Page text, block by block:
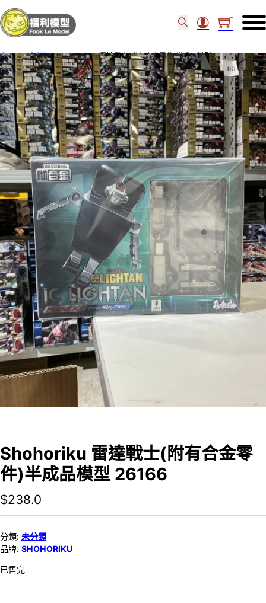
主頁 / 未分類 / Shohoriku 雷達戰士(附有合金零件)半成品模型 26166
Shohoriku 雷達戰士(附有合金零
件)半成品模型 26166
$238.0
分類: 未分類
品牌: SHOHORIKU
已售完